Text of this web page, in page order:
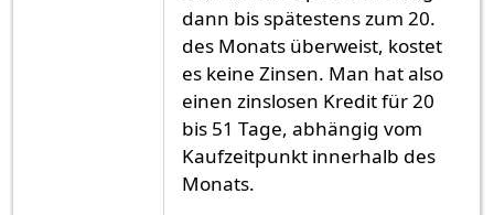
dann bis spätestens zum 20.
des Monats überweist, kostet
es keine Zinsen. Man hat also
einen zinslosen Kredit für 20
bis 51 Tage, abhängig vom
Kaufzeitpunkt innerhalb des
Monats.